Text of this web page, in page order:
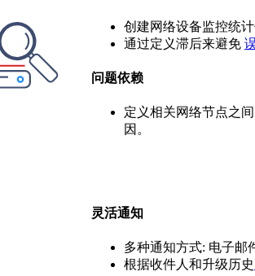
创建网络设备监控统
通过定义滞后来避免
问题依赖
定义相关网络节点之
因。
灵活通知
多种通知方式: 电子邮
根据收件人和升级历史